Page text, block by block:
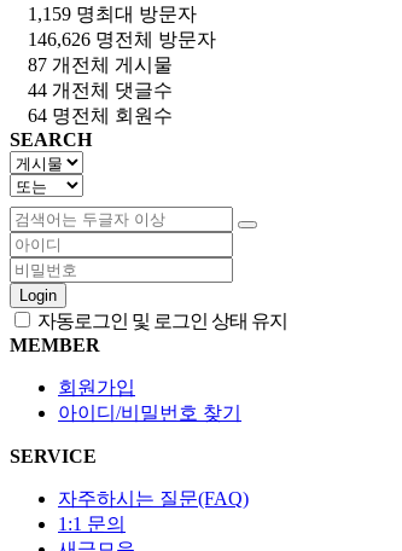
1,159 명최대 방문자
146,626 명전체 방문자
87 개 전체 게시물
44 개 전체 댓글수
64 명전체 회원수
SEARCH
Login
자동로그인 및 로그인 상태 유지
MEMBER
회원가입
아이디/비밀번호 찾기
SERVICE
자주하시는 질문(FAQ)
1:1 문의